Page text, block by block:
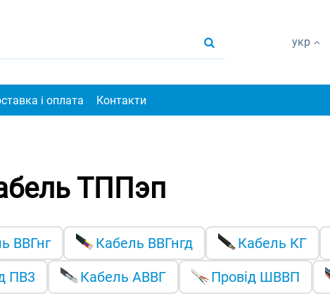
укр
і оплата Контакти
ТППэп
ВВГнг Кабель ВВГнгд Кабель КГ
ПВ3 Кабель АВВГ Провід ШВВП